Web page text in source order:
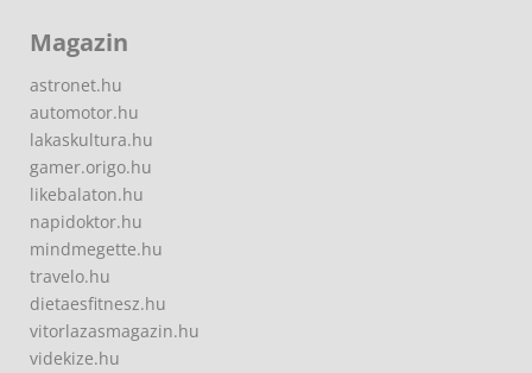
Magazin
astronet.hu
automotor.hu
lakaskultura.hu
gamer.origo.hu
likebalaton.hu
napidoktor.hu
mindmegette.hu
travelo.hu
dietaesfitnesz.hu
vitorlazasmagazin.hu
videkize.hu